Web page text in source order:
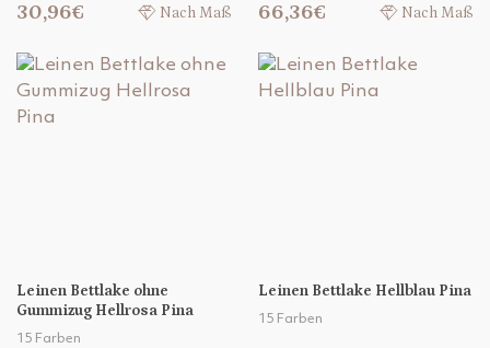
30,96€ Nach Maß 66,36€ Nach Maß
Leinen Bettlake ohne
Gummizug Hellrosa Pina
15 Farben
Leinen Bettlake Hellblau Pina
15 Farben